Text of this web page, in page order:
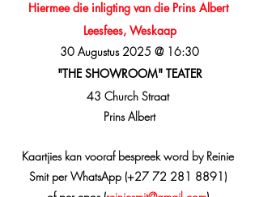
Hiermee die inligting van die Prins Albert
Leesfees, Weskaap
30 Augustus 2025 @ 16:30
"THE SHOWROOM" TEATER
43 Church Straat
Prins Albert
Kaartjies kan vooraf bespreek word by Reinie
Smit per WhatsApp (+27 72 281 8891)